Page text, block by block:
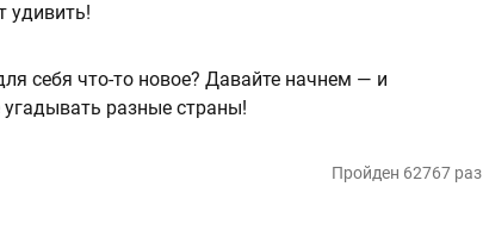
удивить!
себя что-то новое? Давайте начнем — и
разные страны!
Пройден 62767 раз